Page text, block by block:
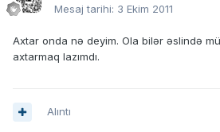
Mesaj tarihi: 3 Ekim 2011
Axtar onda nə deyim. Ola bilər əslində
axtarmaq lazımdı.
Alıntı